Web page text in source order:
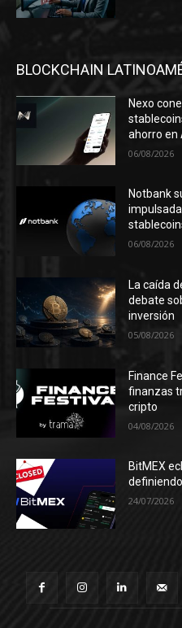
BLOCKCHAIN
Nexo
ahorro en
06/08/2026
Notbank
06/08/2026
La caída
debate
inversión
05/08/2026
Finance
finanzas
cripto
04/08/2026
BitMEX
24/07/2026